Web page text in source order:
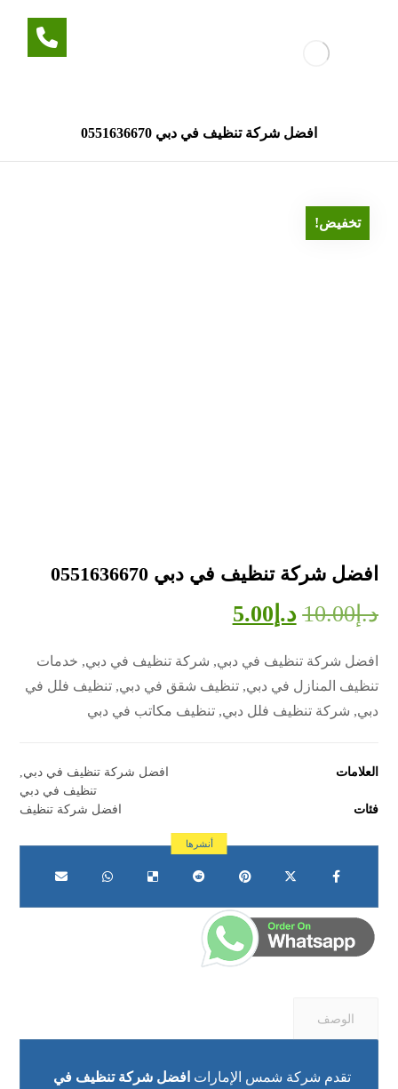
افضل شركة تنظيف في دبي 0551636670
تخفيض!
افضل شركة تنظيف في دبي 0551636670
د.إ10.00 د.إ 5.00
افضل شركة تنظيف في دبي, شركة تنظيف في دبي, خدمات
تنظيف المنازل في دبي, تنظيف شقق في دبي, تنظيف فلل في
دبي, شركة تنظيف فلل دبي, تنظيف مكاتب في دبي
العلامات افضل شركة تنظيف في دبي
تنظيف في دبي
فئات
افضل شركة تنظيف
الوصف
تقدم شركة شمس الإمارات افضل شركة تنظيف في